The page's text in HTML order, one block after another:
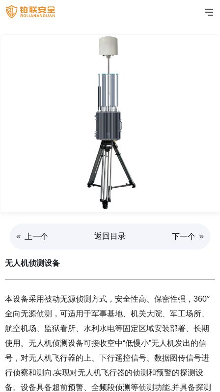
上一个 返回目录 下一个
无人机侦测设备
本设备采用被动无源侦测方式，安全性高、保密性强，360°
全向无源侦测，可适用于军事基地、机关大院、军工场所、
航空机场、监狱看所、水利水电等固定区域安装部署、长期
使用。无人机侦测设备可接收空中“低慢小”无人机发出的信
号，对无人机飞行器的上、下行遥控信号、数据图传信号进
行侦察和测向,实现对无人机飞行器的侦测和预警的探测设
备。设备具备超前预警、全频段侦测等侦测功能,并具备探测